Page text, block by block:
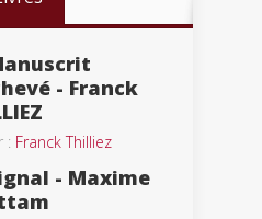
- Franck
: Franck Thilliez
- Maxime